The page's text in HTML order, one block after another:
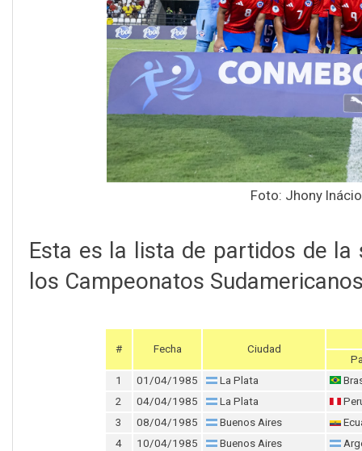
Foto: Jhony
Esta es la lista de partidos de
los Campeonatos
# Fecha
Ciudad
1
01/04/1985 La Plata
2
04/04/1985 La Plata
3
08/04/1985 Buenos Aires
4
10/04/1985 Buenos Aires